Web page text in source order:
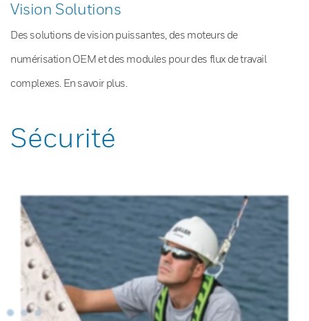
Vision Solutions
Des solutions de vision puissantes, des moteurs de
numérisation OEM et des modules pour des flux de travail
complexes. En savoir plus.
Sécurité